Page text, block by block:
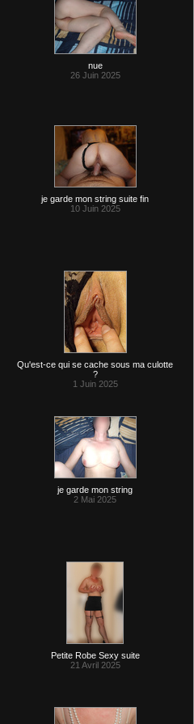
nue
26 Juin 2025
je garde mon string suite fin
10 Juin 2025
Qu'est-ce qui se cache sous ma culotte
?
1 Juin 2025
je garde mon string
2 Mai 2025
Petite Robe Sexy suite
21 Avril 2025